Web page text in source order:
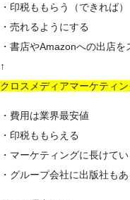
・印税ももらう（できれば）
・売れるようにする
・書店やAmazonへの出店を
↑
クロスメディアマーケティ
・費用は業界最安値
・印税ももらえる
・マーケティングに長けてい
・グループ会社に出版社も